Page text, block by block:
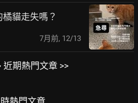
貓走失嗎？
7月前, 12/13
近期熱門文章 >>